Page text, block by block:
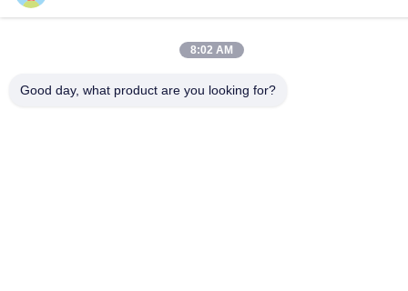
8:02 AM
Good day, what product are you looking for?